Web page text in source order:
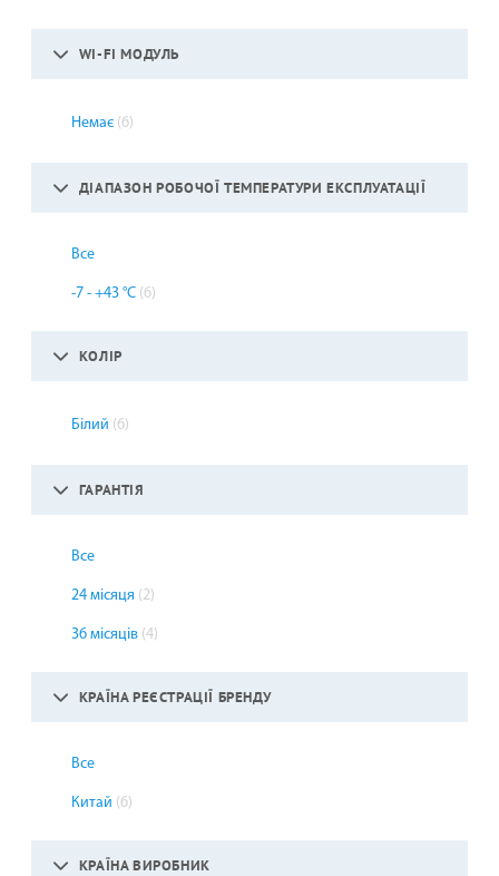
WI-FI МОДУЛЬ
Немає (6)
ДІАПАЗОН РОБОЧОЇ ТЕМПЕРАТУРИ ЕКСПЛУАТАЦІЇ
Все
-7 - +43 °С (6)
КОЛІР
Білий (6)
ГАРАНТІЯ
Все
24 місяця (2)
36 місяців (4)
КРАЇНА РЕЄСТРАЦІЇ БРЕНДУ
Все
Китай (6)
КРАЇНА ВИРОБНИК